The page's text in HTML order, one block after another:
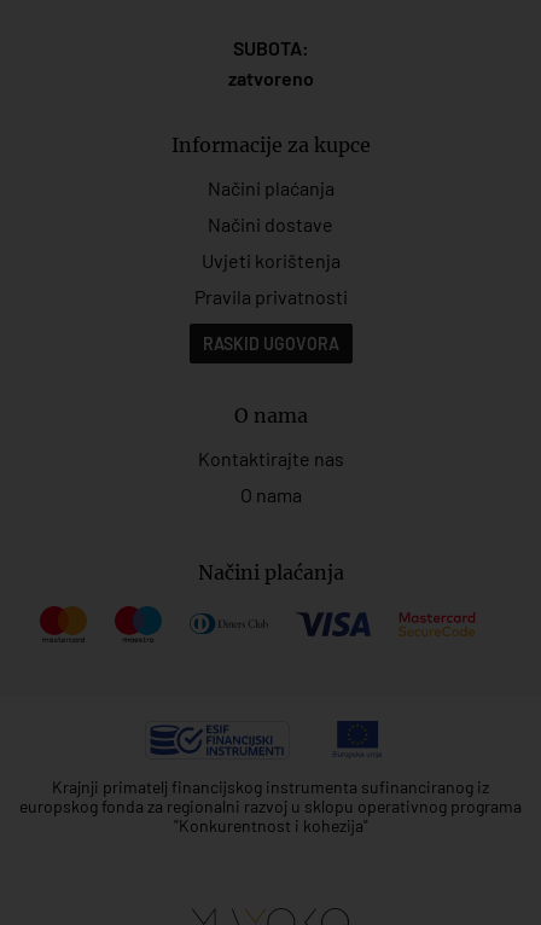
SUBOTA:
zatvoreno
Informacije za kupce
Načini plaćanja
Načini dostave
Uvjeti korištenja
Pravila privatnosti
RASKID UGOVORA
O nama
Kontaktirajte nas
O nama
Načini plaćanja
Krajnji primatelj financijskog instrumenta sufinanciranog iz
europskog fonda za regionalni razvoj u sklopu operativnog programa
"Konkurentnost i kohezija"